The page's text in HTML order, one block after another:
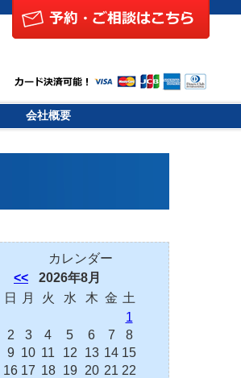
会社概要
カレンダー
<<
2026年8月
日
月 火 水 木 金 土
1
2
3 4 5 6 7
8
9 10 11 12 13 14 15
16 17 18 19 20 21 22